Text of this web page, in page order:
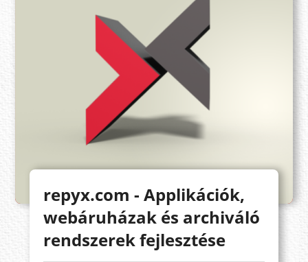
repyx.com - Applikációk,
webáruházak és archiváló
rendszerek fejlesztése